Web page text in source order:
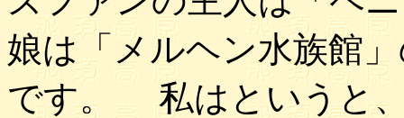
娘は「メルヘン水族館
です。 私はというと